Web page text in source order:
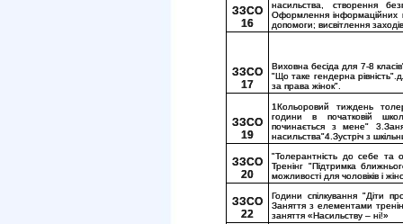
ЗЗСО
16
насильства, створення
Оформлення інформаційних
допомоги; висвітлення
ЗЗСО
17
Виховна бесіда для 7-8
"Що таке гендерна
за права жінок".
ЗЗСО
19
1Кольоровий тиждень
години в початковій
починається з мене"
насильства"4.Зустріч з
ЗЗСО
20
"Толерантність до себе та
Тренінг "Підтримка
можливості для чоловіків і
ЗЗСО
22
Години спілкування "Діти
Заняття з елементами
заняття «Насильству – ні!»